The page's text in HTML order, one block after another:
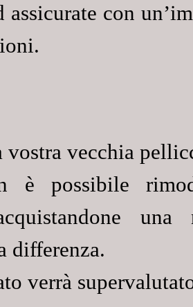
assicurate con
vostra vecchia
è possibile
differenza.
verrà